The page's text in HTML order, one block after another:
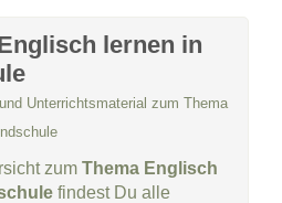
lernen in
Unterrichtsmaterial zum Thema
zum Thema Englisch
findest Du alle